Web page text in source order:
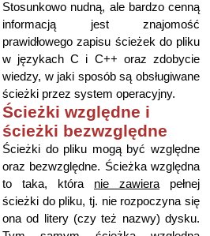
Stosunkowo nudną, ale bardzo cenną
informacją jest znajomość
prawidłowego zapisu ścieżek do pliku
w językach C i C++ oraz zdobycie
wiedzy, w jaki sposób są obsługiwane
ścieżki przez system operacyjny.
Ścieżki względne i
ścieżki bezwzględne
Ścieżki do pliku mogą być względne
oraz bezwzględne. Ścieżka względna
to taka, która nie zawiera pełnej
ścieżki do pliku, tj. nie rozpoczyna się
ona od litery (czy też nazwy) dysku.